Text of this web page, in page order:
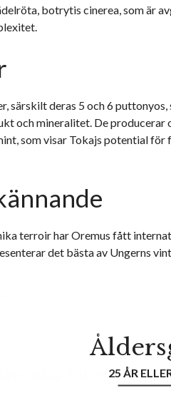
botrytis cinerea, som är
särskilt deras 5 och 6 puttonyos,
och mineralitet. De producerar
som visar Tokajs potential för
terroir har Oremus fått
det bästa av Ungerns
Tokaj25 ÅR